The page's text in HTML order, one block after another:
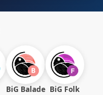
BiG Balade BiG Folk